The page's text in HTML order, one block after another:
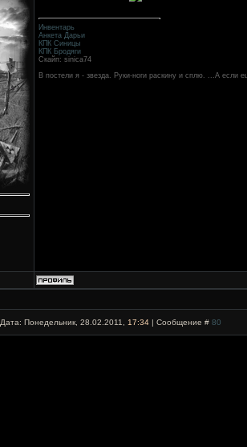
Инвентарь
Анкета Дарьи
КПК Синицы
КПК Бродяги
Скайп: sinica74
В постели я - звезда. Руки-ноги раскину и сплю. ...А если
Дата: Понедельник, 28.02.2011, 17:34 | Сообщение # 80